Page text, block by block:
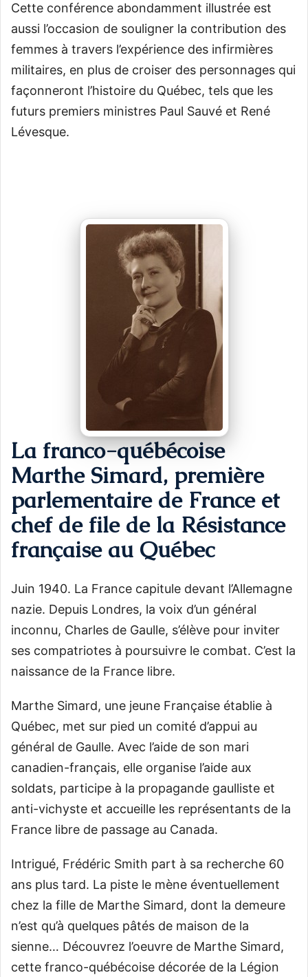
Cette conférence abondamment illustrée est
aussi l’occasion de souligner la contribution des
femmes à travers l’expérience des infirmières
militaires, en plus de croiser des personnages qui
façonneront l’histoire du Québec, tels que les
futurs premiers ministres Paul Sauvé et René
Lévesque.
La franco-québécoise
Marthe Simard, première
parlementaire de France et
chef de file de la Résistance
française au Québec
Juin 1940. La France capitule devant l’Allemagne
nazie. Depuis Londres, la voix d’un général
inconnu, Charles de Gaulle, s’élève pour inviter
ses compatriotes à poursuivre le combat. C’est la
naissance de la France libre.
Marthe Simard, une jeune Française établie à
Québec, met sur pied un comité d’appui au
général de Gaulle. Avec l’aide de son mari
canadien-français, elle organise l’aide aux
soldats, participe à la propagande gaulliste et
anti-vichyste et accueille les représentants de la
France libre de passage au Canada.
Intrigué, Frédéric Smith part à sa recherche 60
ans plus tard. La piste le mène éventuellement
chez la fille de Marthe Simard, dont la demeure
n’est qu’à quelques pâtés de maison de la
sienne… Découvrez l’oeuvre de Marthe Simard,
cette franco-québécoise décorée de la Légion